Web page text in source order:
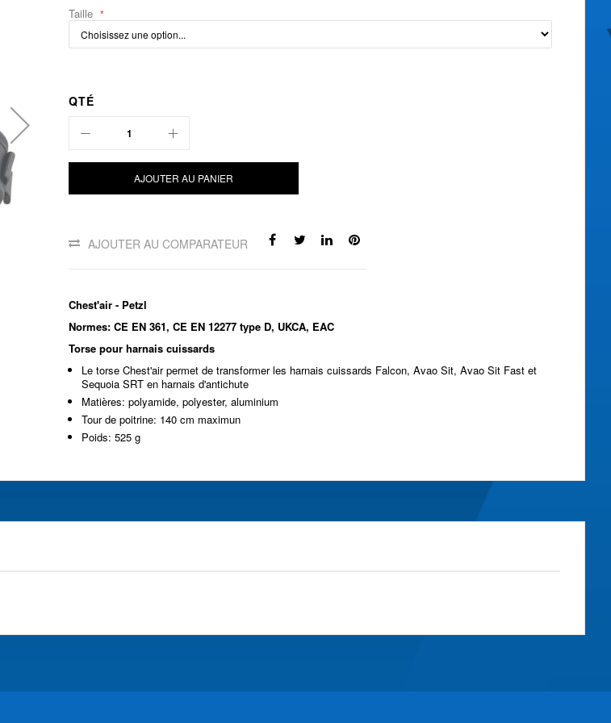
Taille
QTÉ
AJOUTER AU PANIER
AJOUTER AU COMPARATEUR
Chest'air - Petzl
Normes: CE EN 361, CE EN 12277 type D, UKCA, EAC
Torse pour harnais cuissards
Le torse Chest'air permet de transformer les harnais cuissards Falcon, Avao Sit, Avao Sit Fast et
Sequoia SRT en harnais d'antichute
Matières: polyamide, polyester, aluminium
Tour de poitrine: 140 cm maximun
Poids: 525 g